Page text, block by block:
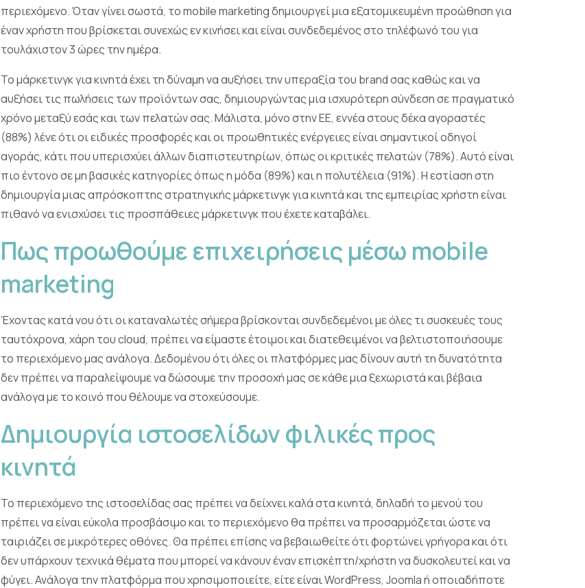
περιεχόμενο. Όταν γίνει σωστά, το mobile marketing δημιουργεί μια εξατομικευμένη προώθηση για
έναν χρήστη που βρίσκεται συνεχώς εν κινήσει και είναι συνδεδεμένος στο τηλέφωνό του για
τουλάχιστον 3 ώρες την ημέρα.
Το μάρκετινγκ για κινητά έχει τη δύναμη να αυξήσει την υπεραξία του brand σας καθώς και να
αυξήσει τις πωλήσεις των προϊόντων σας, δημιουργώντας μια ισχυρότερη σύνδεση σε πραγματικό
χρόνο μεταξύ εσάς και των πελατών σας. Μάλιστα, μόνο στην ΕΕ, εννέα στους δέκα αγοραστές
(88%) λένε ότι οι ειδικές προσφορές και οι προωθητικές ενέργειες είναι σημαντικοί οδηγοί
αγοράς, κάτι που υπερισχύει άλλων διαπιστευτηρίων, όπως οι κριτικές πελατών (78%). Αυτό είναι
πιο έντονο σε μη βασικές κατηγορίες όπως η μόδα (89%) και η πολυτέλεια (91%). Η εστίαση στη
δημιουργία μιας απρόσκοπτης στρατηγικής μάρκετινγκ για κινητά και της εμπειρίας χρήστη είναι
πιθανό να ενισχύσει τις προσπάθειες μάρκετινγκ που έχετε καταβάλει.
Πως προωθούμε επιχειρήσεις μέσω mobile
marketing
Έχοντας κατά νου ότι οι καταναλωτές σήμερα βρίσκονται συνδεδεμένοι με όλες τι συσκευές τους
ταυτόχρονα, χάρη του cloud, πρέπει να είμαστε έτοιμοι και διατεθειμένοι να βελτιστοποιήσουμε
το περιεχόμενο μας ανάλογα. Δεδομένου ότι όλες οι πλατφόρμες μας δίνουν αυτή τη δυνατότητα
δεν πρέπει να παραλείψουμε να δώσουμε την προσοχή μας σε κάθε μια ξεχωριστά και βέβαια
ανάλογα με το κοινό που θέλουμε να στοχεύσουμε.
Δημιουργία ιστοσελίδων φιλικές προς
κινητά
Το περιεχόμενο της ιστοσελίδας σας πρέπει να δείχνει καλά στα κινητά, δηλαδή το μενού του
πρέπει να είναι εύκολα προσβάσιμο και το περιεχόμενο θα πρέπει να προσαρμόζεται ώστε να
ταιριάζει σε μικρότερες οθόνες. Θα πρέπει επίσης να βεβαιωθείτε ότι φορτώνει γρήγορα και ότι
δεν υπάρχουν τεχνικά θέματα που μπορεί να κάνουν έναν επισκέπτη/χρήστη να δυσκολευτεί και να
φύγει. Ανάλογα την πλατφόρμα που χρησιμοποιείτε, είτε είναι WordPress, Joomla ή οποιαδήποτε